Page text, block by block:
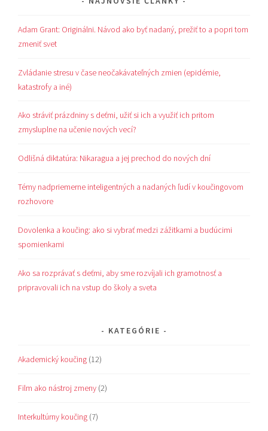
Adam Grant: Originálni. Návod ako byť nadaný, prežiť to a popri tom
zmeniť svet
Zvládanie stresu v čase neočakávateľných zmien (epidémie,
katastrofy a iné)
Ako stráviť prázdniny s deťmi, užiť si ich a využiť ich pritom
zmysluplne na učenie nových vecí?
Odlišná diktatúra: Nikaragua a jej prechod do nových dní
Témy nadpriemerne inteligentných a nadaných ľudí v koučingovom
rozhovore
Dovolenka a koučing: ako si vybrať medzi zážitkami a budúcimi
spomienkami
Ako sa rozprávať s deťmi, aby sme rozvíjali ich gramotnosť a
pripravovali ich na vstup do školy a sveta
KATEGÓRIE
Akademický koučing (12)
Film ako nástroj zmeny (2)
Interkultúrny koučing (7)